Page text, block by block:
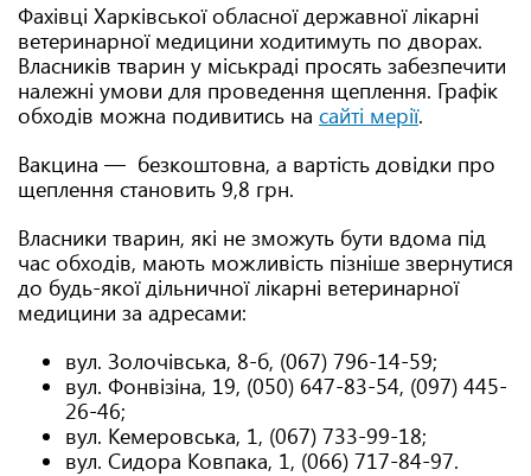
Фахівці Харківської обласної державної лікарні
ветеринарної медицини ходитимуть по дворах.
Власників тварин у міськраді просять забезпечити
належні умови для проведення щеплення. Графік
обходів можна подивитись на сайті мерії.
Вакцина — безкоштовна, а вартість довідки про
щеплення становить 9,8 грн.
Власники тварин, які не зможуть бути вдома під
час обходів, мають можливість пізніше звернутися
до будь-якої дільничної лікарні ветеринарної
медицини за адресами:
вул. Золочівська, 8-б, (067) 796-14-59;
вул. Фонвізіна, 19, (050) 647-83-54, (097) 445-
26-46;
вул. Кемеровська, 1, (067) 733-99-18;
вул. Сидора Ковпака, 1, (066) 717-84-97.